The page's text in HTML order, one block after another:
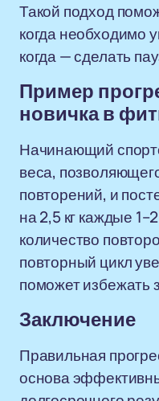
Такой подход
когда необходимо
когда — сделать
Пример
новичка в
Начинающий
веса,
повторений, и
на 2,5 кг каждые
количество
повторный цикл
поможет избежать
Заключение
Правильная
основа